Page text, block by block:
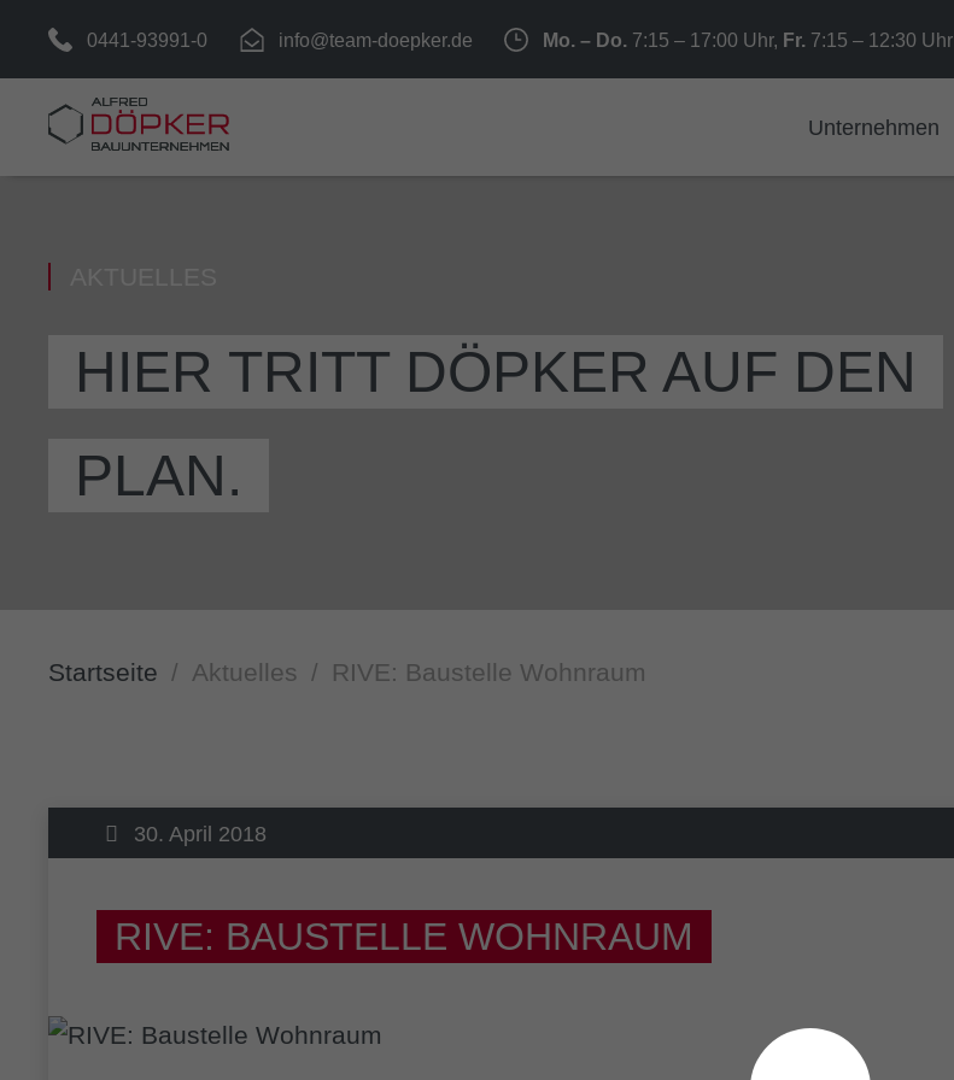
0441-93991-0 info@team-doepker.de Mo. – Do. 7:15 – 17:00 Uhr, Fr. 7:15 – 12:30 Uhr
Unternehmen
HIER TRITT DÖPKER AUF DEN
PLAN.
Startseite Aktuelles RIVE: Baustelle Wohnraum
30. April 2018
RIVE: BAUSTELLE WOHNRAUM